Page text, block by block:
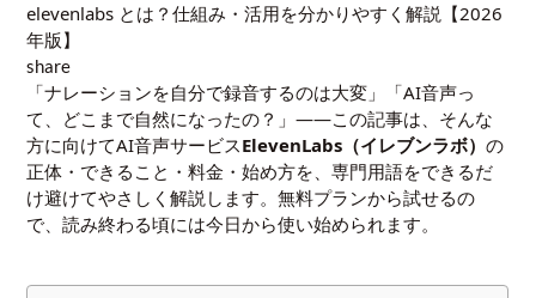
elevenlabs とは？仕組み・活用を分かりやすく解説【2026
年版】
share
「ナレーションを自分で録音するのは大変」「AI音声っ
て、どこまで自然になったの？」——この記事は、そんな
方に向けてAI音声サービスElevenLabs（イレブンラボ）の
正体・できること・料金・始め方を、専門用語をできるだ
け避けてやさしく解説します。無料プランから試せるの
で、読み終わる頃には今日から使い始められます。